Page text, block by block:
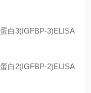
白3(IGFBP-3)ELISA
白2(IGFBP-2)ELISA